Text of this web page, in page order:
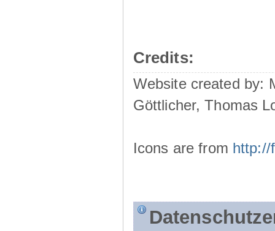
Credits:
Website created by:
Göttlicher, Thomas
Icons are from http://